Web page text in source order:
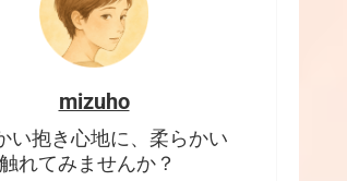
mizuho
い抱き心地に、柔らかい
れてみませんか？